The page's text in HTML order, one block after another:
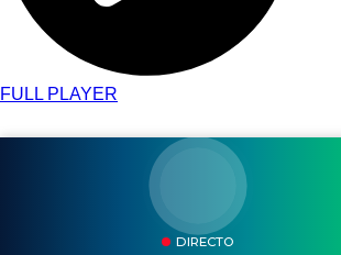
FULL PLAYER
DIRECTO